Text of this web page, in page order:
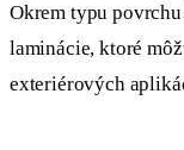
Okrem typu
laminácie, ktoré
exteriérových